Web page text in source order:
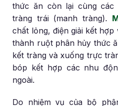
thức ăn còn lại cùng
tràng trái (manh tràng).
chất lỏng, điện giải kết
thành ruột phân hủy thức
kết tràng và xuống trực
bóp kết hợp các nhu
ngoài.
Do nhiệm vụ của bộ